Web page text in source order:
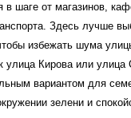
в шаге от магазинов,
Здесь лучше
избежать шума
улица Кирова или
вариантом для
зелени и